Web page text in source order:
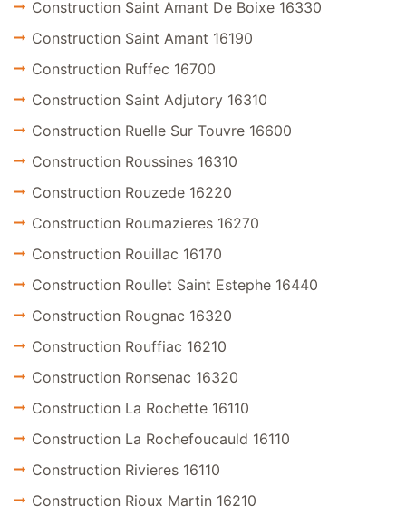
Construction Saint Amant De Boixe 16330
Construction Saint Amant 16190
Construction Ruffec 16700
Construction Saint Adjutory 16310
Construction Ruelle Sur Touvre 16600
Construction Roussines 16310
Construction Rouzede 16220
Construction Roumazieres 16270
Construction Rouillac 16170
Construction Roullet Saint Estephe 16440
Construction Rougnac 16320
Construction Rouffiac 16210
Construction Ronsenac 16320
Construction La Rochette 16110
Construction La Rochefoucauld 16110
Construction Rivieres 16110
Construction Rioux Martin 16210